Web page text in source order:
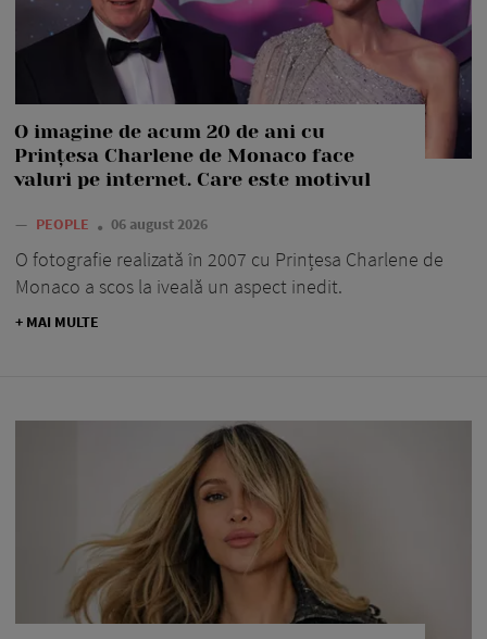
O imagine de acum 20 de ani cu
Prințesa Charlene de Monaco face
valuri pe internet. Care este motivul
— PEOPLE 06 august 2026
O fotografie realizată în 2007 cu Prințesa Charlene de
Monaco a scos la iveală un aspect inedit.
+ MAI MULTE